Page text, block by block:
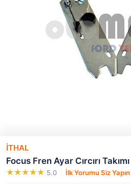
İTHAL
Focus Fren Ayar Cırcırı
5.0 İlk Yorumu Siz Yapın